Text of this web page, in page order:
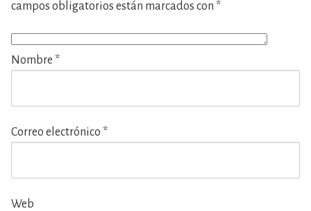
campos obligatorios están marcados con *
Nombre *
Correo electrónico *
Web